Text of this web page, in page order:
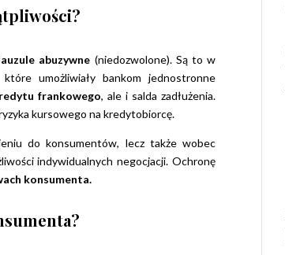
abuzywne (niedozwolone). Są to w
umożliwiały bankom jednostronne
frankowego, ale i salda zadłużenia.
kursowego na kredytobiorcę.
do konsumentów, lecz także wobec
indywidualnych negocjacji.Ochronę
konsumenta.